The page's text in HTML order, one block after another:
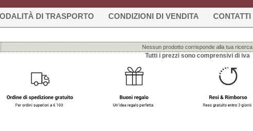
DI TRASPORTO CONDIZIONI DI VENDITA CONTATTI
Nessun prodotto corrisponde alla tua ricerca
Tutti i prezzi sono comprensivi di iva